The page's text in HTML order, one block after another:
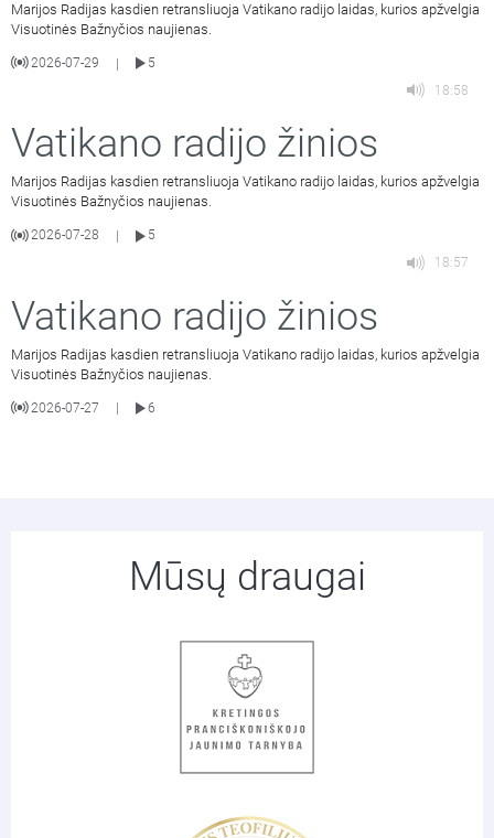
Marijos Radijas kasdien retransliuoja Vatikano radijo laidas, kurios apžvelgia
Visuotinės Bažnyčios naujienas.
2026-07-29 |
5
18:58
Vatikano radijo žinios
Marijos Radijas kasdien retransliuoja Vatikano radijo laidas, kurios apžvelgia
Visuotinės Bažnyčios naujienas.
2026-07-28
5
18:57
Vatikano radijo žinios
Marijos Radijas kasdien retransliuoja Vatikano radijo laidas, kurios apžvelgia
Visuotinės Bažnyčios naujienas.
2026-07-27 6
Mūsų draugai